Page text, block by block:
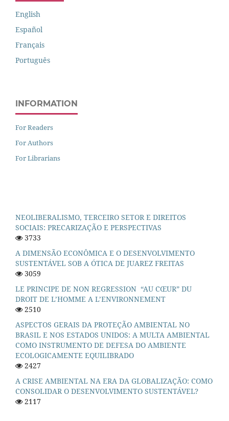
English
Español
Français
Português
INFORMATION
For Readers
For Authors
For Librarians
NEOLIBERALISMO, TERCEIRO SETOR E DIREITOS
SOCIAIS: PRECARIZAÇÃO E PERSPECTIVAS
3733
A DIMENSÃO ECONÔMICA E O DESENVOLVIMENTO
SUSTENTÁVEL SOB A ÓTICA DE JUAREZ FREITAS
3059
LE PRINCIPE DE NON REGRESSION “AU CŒUR” DU
DROIT DE L’HOMME A L’ENVIRONNEMENT
2510
ASPECTOS GERAIS DA PROTEÇÃO AMBIENTAL NO
BRASIL E NOS ESTADOS UNIDOS: A MULTA AMBIENTAL
COMO INSTRUMENTO DE DEFESA DO AMBIENTE
ECOLOGICAMENTE EQUILIBRADO
2427
A CRISE AMBIENTAL NA ERA DA GLOBALIZAÇÃO: COMO
CONSOLIDAR O DESENVOLVIMENTO SUSTENTÁVEL?
2117